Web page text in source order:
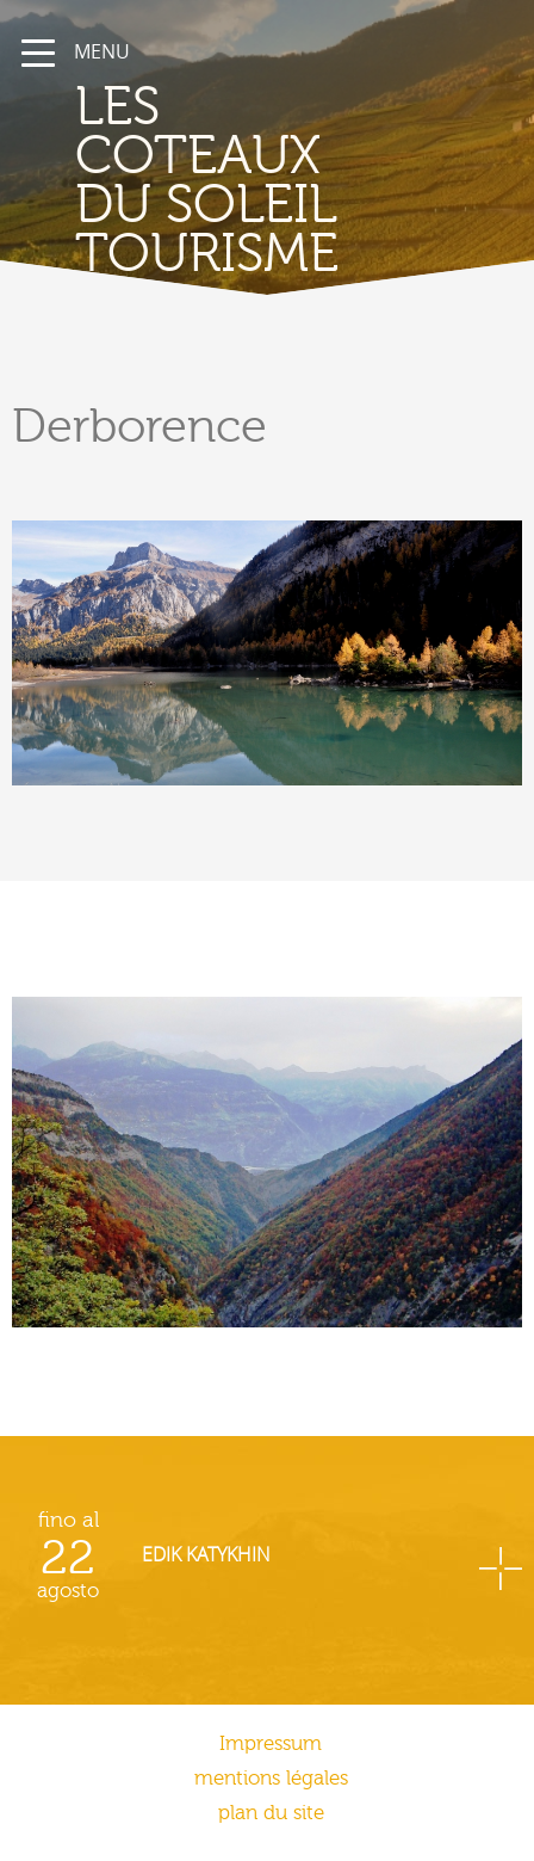
MENU
LES
COTEAUX
DU SOLEIL
TOURISME
Derborence
fino al
22
agosto
EDIK KATYKHIN
Impressum
mentions légales
plan du site